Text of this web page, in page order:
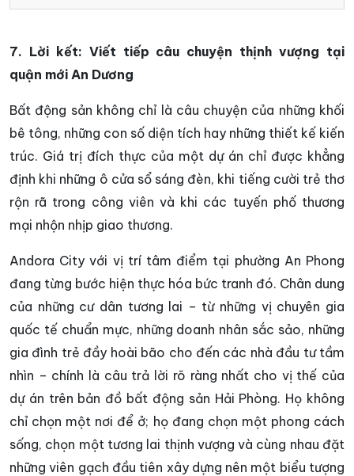
7. Lời kết: Viết tiếp câu chuyện thịnh vượng tại
quận mới An Dương
Bất động sản không chỉ là câu chuyện của những khối
bê tông, những con số diện tích hay những thiết kế kiến
trúc. Giá trị đích thực của một dự án chỉ được khẳng
định khi những ô cửa sổ sáng đèn, khi tiếng cười trẻ thơ
rộn rã trong công viên và khi các tuyến phố thương
mại nhộn nhịp giao thương.
Andora City với vị trí tâm điểm tại phường An Phong
đang từng bước hiện thực hóa bức tranh đó. Chân dung
của những cư dân tương lai – từ những vị chuyên gia
quốc tế chuẩn mực, những doanh nhân sắc sảo, những
gia đình trẻ đầy hoài bão cho đến các nhà đầu tư tầm
nhìn – chính là câu trả lời rõ ràng nhất cho vị thế của
dự án trên bản đồ bất động sản Hải Phòng. Họ không
chỉ chọn một nơi để ở; họ đang chọn một phong cách
sống, chọn một tương lai thịnh vượng và cùng nhau đặt
những viên gạch đầu tiên xây dựng nên một biểu tượng